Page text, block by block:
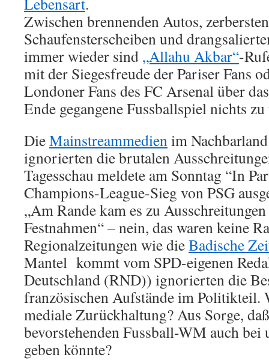
Zwischen brennenden Autos,
Schaufensterscheiben und
immer wieder sind „Allahu Akbar“-
mit der Siegesfreude der Pariser Fans
Londoner Fans des FC Arsenal über
Ende gegangene Fussballspiel nichts
DieMainstreammedienim
ignorierten die brutalen
Tagesschau meldete am Sonntag “In
Champions-League-Sieg von PSG
„Am Rande kam es zu
Festnahmen“ – nein, das waren keine
Regionalzeitungen wie dieBadische
Mantel kommt vom SPD-eigenen
Deutschland (RND)) ignorierten die
französischen Aufstände im Politikteil.
mediale Zurückhaltung? Aus Sorge,
bevorstehenden Fussball-WM auch bei
geben könnte?